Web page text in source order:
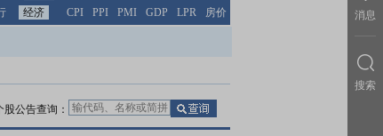
经济 CPI PPI PMI GDP LPR 房价
股公告查询：
消息
搜索